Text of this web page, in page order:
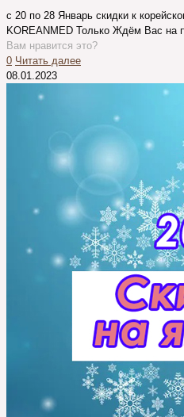
с 20 по 28 Январь скидки к
KOREANMED Только Ждём Вас на
Вам нравится это?
0 Читать далее
08.01.2023